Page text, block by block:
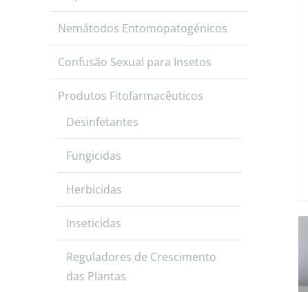
Nemátodos Entomopatogénicos
Confusão Sexual para Insetos
Produtos Fitofarmacêuticos
Desinfetantes
Fungicidas
Herbicidas
Inseticidas
Reguladores de Crescimento
das Plantas